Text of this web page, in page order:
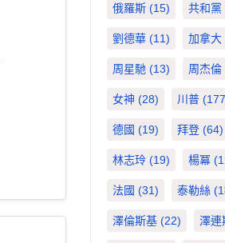
俄羅斯 (15) 共和黨
劉德華 (11) 加拿大
周星馳 (13) 周杰倫
女神 (28) 川普
德國 (19) 拜登 (64)
林志玲 (19) 楊冪
法國 (31) 泰勒絲
澤倫斯基 (22) 澤連